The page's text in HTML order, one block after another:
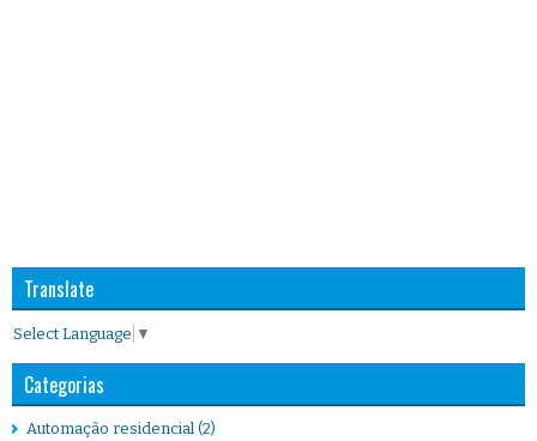
Translate
Select Language ▼
Categorias
Automação residencial (2)